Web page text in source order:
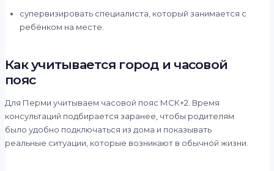
супервизировать специалиста, который занимается с
ребёнком на месте.
Как учитывается город и часовой
пояс
Для Перми учитываем часовой пояс МСК+2. Время
консультаций подбирается заранее, чтобы родителям
было удобно подключаться из дома и показывать
реальные ситуации, которые возникают в обычной жизни.